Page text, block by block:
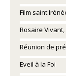
Film saint
Rosaire
Réunion de
Eveil à la Foi